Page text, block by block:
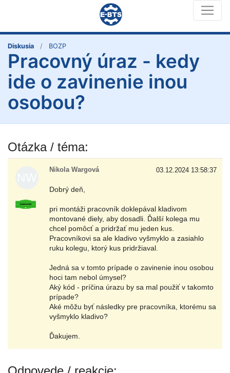
Diskusia BOZP
Pracovný úraz - kedy
ide o zavinenie inou
osobou?
Otázka / téma:
Nikola Wargová 03.12.2024 13:58:37
Dobrý deň,
pri montáži pracovník doklepával kladivom
montované diely, aby dosadli. Ďalší kolega mu
chcel pomôcť a pridržať mu jeden kus.
Pracovníkovi sa ale kladivo vyšmyklo a zasiahlo
ruku kolegu, ktorý kus pridržiaval.
Jedná sa v tomto prípade o zavinenie inou osobou
hoci tam nebol úmysel?
Aký kód - príčina úrazu by sa mal použiť v takomto
prípade?
Aké môžu byť následky pre pracovníka, ktorému sa
vyšmyklo kladivo?
Ďakujem.